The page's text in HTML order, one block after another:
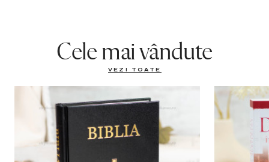
Cele mai vândute
VEZI TOATE